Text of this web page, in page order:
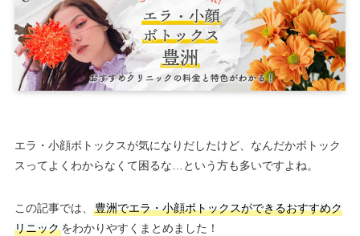
エラ・小顔ボトックスが気になりだしたけど、なんだかボトック
スってよくわからなくて困るな…という方も多いですよね。
この記事では、
豊洲でエラ・小顔ボトックスができるおすすめク
リニックをわかりやすくまとめました！